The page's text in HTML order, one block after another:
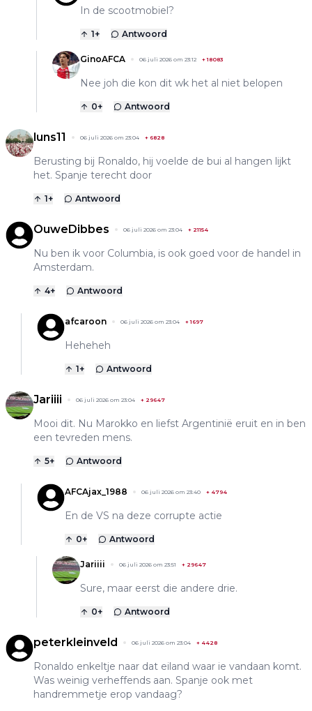
In de scootmobiel?
1+ Antwoord
GinoAFCA 06 juli 2026 om 23:12 +18083
Nee joh die kon dit wk het al niet belopen
0+ Antwoord
luns11 06 juli 2026 om 23:04 + 6828
Berusting bij Ronaldo, hij voelde de bui al hangen lijkt
het. Spanje terecht door
1+ Antwoord
OuweDibbes 06 juli 2026 om 23:04 + 21154
Nu ben ik voor Columbia, is ook goed voor de handel in
Amsterdam.
4+ Antwoord
afcaroon 06 juli 2026 om 23:04 +1697
Heheheh
1+ Antwoord
Jariiii 06 juli 2026 om 23:04 + 29647
Mooi dit. Nu Marokko en liefst Argentinië eruit en in ben
een tevreden mens.
5+ Antwoord
AFCAjax_1988 06 juli 2026 om 23:40 + 4794
En de VS na deze corrupte actie
0+ Antwoord
Jariiii 06 juli 2026 om 23:51 + 29647
Sure, maar eerst die andere drie.
0+ Antwoord
peterkleinveld 06 juli 2026 om 23:04 + 4428
Ronaldo enkeltje naar dat eiland waar ie vandaan komt.
Was weinig verheffends aan. Spanje ook met
handremmetje erop vandaag?